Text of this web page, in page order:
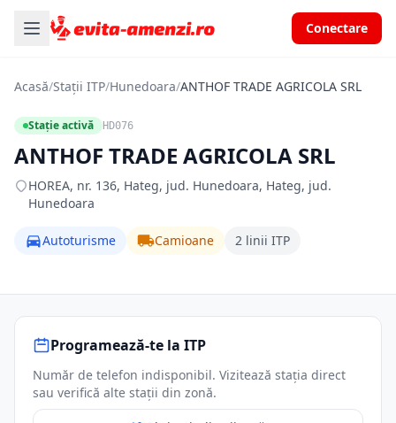
Conectare
Acasă/Stații ITP/Hunedoara/ANTHOF TRADE AGRICOLA SRL
Stație activă HD076
ANTHOF TRADE AGRICOLA SRL
HOREA, nr. 136, Hateg, jud. Hunedoara, Hateg, jud.
Hunedoara
Autoturisme Camioane 2 linii ITP
Programează-te la ITP
Număr de telefon indisponibil. Vizitează stația direct
sau verifică alte stații din zonă.